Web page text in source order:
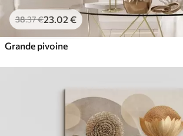
38.37€23.02 €
Grande pivoine